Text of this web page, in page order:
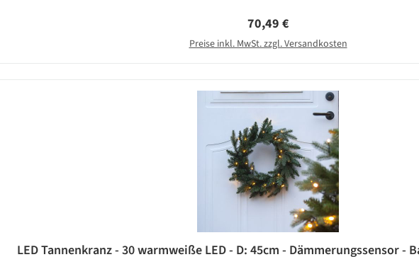
Regulärer Preis:
70,49 €
Preise inkl. MwSt. zzgl. Versandkosten
LED Tannenkranz - 30 warmweiße LED - D: 45cm - Dämmerungssensor -